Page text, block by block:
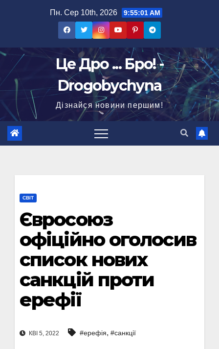
Пн. Сер 10th, 2026 9:55:02 AM
Це Дро ... Бро! -
Drogobychyna
Дізнайся новини першим!
СВІТ
Євросоюз
офіційно оголосив
список нових
санкцій проти
ерефії
КВІ 5, 2022 #ерефія, #санкції